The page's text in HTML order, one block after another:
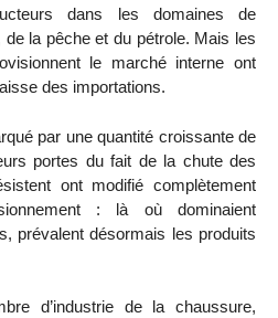
dans les domaines de
de la pêche et du pétrole. Mais les
le marché interne ont
des importations.
par une quantité croissante de
portes du fait de la chute des
ont modifié complètement
: là où dominaient
prévalent désormais les produits
d’industrie de la chaussure,